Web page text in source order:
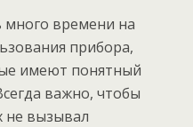
много времени на
прибора,
имеют понятный
важно, чтобы
не вызывал